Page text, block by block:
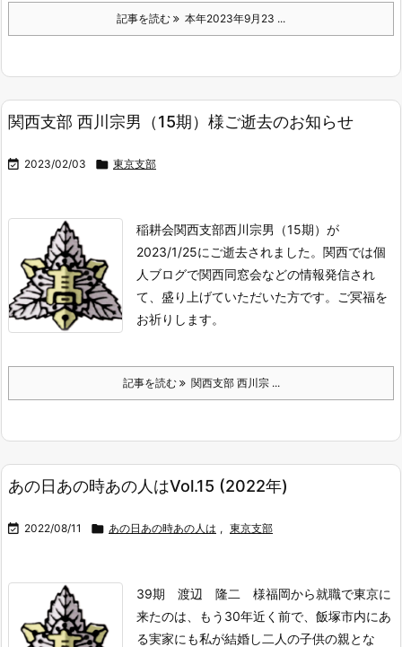
記事を読む 本年2023年9月23 ...
関西支部 西川宗男（15期）様ご逝去のお知らせ
 2023/02/03  東京支部
稲耕会関西支部西川宗男（15期）が
2023/1/25にご逝去されました。 関西では個
人ブログで関西同窓会などの情報発信され
て、盛り上げていただいた方です。
ご冥福を
お祈りします。
記事を読む 関西支部 西川宗 ...
あの日あの時あの人はVol.15 (2022年)
 2022/08/11  あの日あの時あの人は , 東京支部
39期 渡辺 隆二 様福岡から就職で東京に
来たのは、もう30年近く前で、飯塚市内にあ
る実家にも私が結婚し二人の子供の親とな